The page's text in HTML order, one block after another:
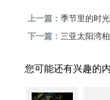
上一篇：季节里的时
下一篇：三亚太阳湾
您可能还有兴趣的内